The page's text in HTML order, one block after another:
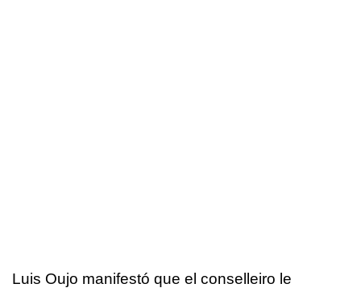
Luis Oujo manifestó que el conselleiro le